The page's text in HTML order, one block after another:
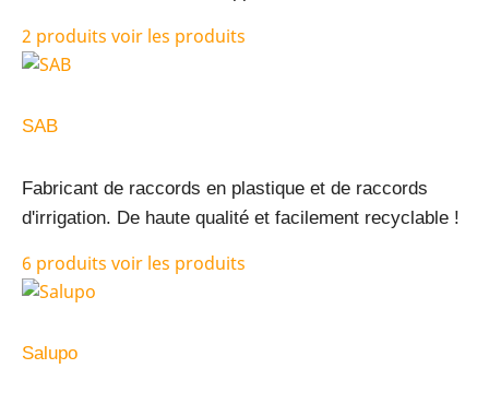
2 produits voir les produits
SAB
Fabricant de raccords en plastique et de raccords
d'irrigation. De haute qualité et facilement recyclable !
6 produits voir les produits
Salupo